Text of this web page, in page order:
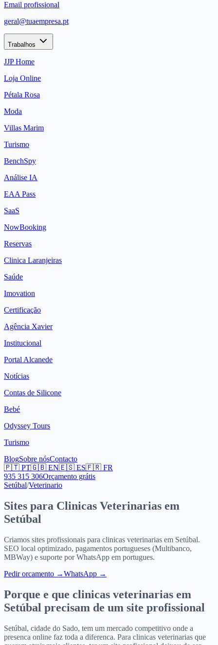
Email profissional
geral@tuaempresa.pt
Trabalhos
JJP Home
Loja Online
Pétala Rosa
Moda
Villas Marim
Turismo
BenchSpy
Análise IA
EAA Pass
SaaS
NowBooking
Reservas
Clinica Laranjeiras
Saúde
Imovation
Certificação
Agência Xavier
Institucional
Portal Alcanede
Notícias
Contas de Silicone
Bebé
Odyssey Tours
Turismo
BlogSobre nósContacto
🇵🇹 PT🇬🇧 EN🇪🇸 ES🇫🇷 FR
935 315 306Orçamento grátis
Setúbal/Veterinario
Sites para Clinicas Veterinarias em
Setúbal
Criamos sites profissionais para clinicas veterinarias em Setúbal.
SEO local optimizado, pagamentos portugueses (Multibanco,
MBWay) e suporte por WhatsApp em portugues.
Pedir orcamento →WhatsApp →
Porque e que clinicas veterinarias em
Setúbal precisam de um site profissional
Setúbal, cidade do Sado, tem um mercado competitivo onde a
presenca online faz toda a diferenca. Para clinicas veterinarias que